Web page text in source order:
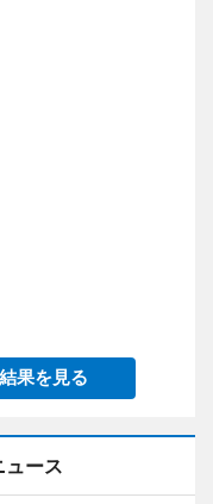
結果を見る
ュース